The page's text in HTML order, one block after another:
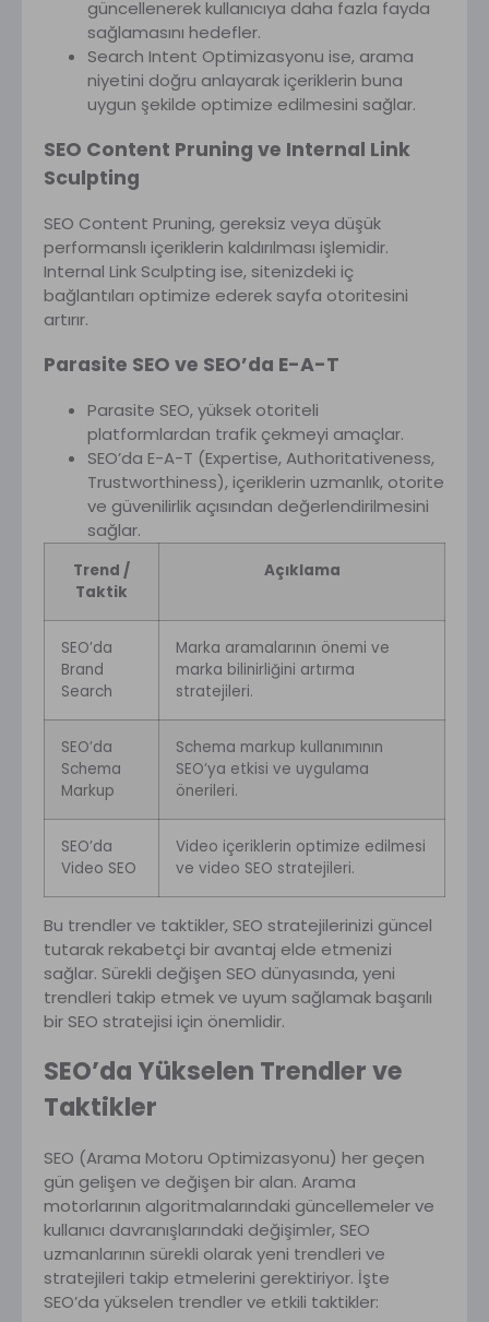
güncellenerek kullanıcıya daha fazla fayda
sağlamasını hedefler.
Search Intent Optimizasyonu ise, arama
niyetini doğru anlayarak içeriklerin buna
uygun şekilde optimize edilmesini sağlar.
SEO Content Pruning ve Internal Link
Sculpting
SEO Content Pruning, gereksiz veya düşük
performanslı içeriklerin kaldırılması işlemidir.
Internal Link Sculpting ise, sitenizdeki iç
bağlantıları optimize ederek sayfa otoritesini
artırır.
Parasite SEO ve SEO’da E-A-T
Parasite SEO, yüksek otoriteli
platformlardan trafik çekmeyi amaçlar.
SEO’da E-A-T (Expertise, Authoritativeness,
Trustworthiness), içeriklerin uzmanlık, otorite
ve güvenilirlik açısından değerlendirilmesini
sağlar.
Trend /
Taktik
Açıklama
SEO’da
Brand
Search
Marka aramalarının önemi ve
marka bilinirliğini artırma
stratejileri.
SEO’da
Schema
Markup
Schema markup kullanımının
SEO’ya etkisi ve uygulama
önerileri.
SEO’da
Video SEO
Video içeriklerin optimize edilmesi
ve video SEO stratejileri.
Bu trendler ve taktikler, SEO stratejilerinizi güncel
tutarak rekabetçi bir avantaj elde etmenizi
sağlar. Sürekli değişen SEO dünyasında, yeni
trendleri takip etmek ve uyum sağlamak başarılı
bir SEO stratejisi için önemlidir.
SEO’da Yükselen Trendler ve
Taktikler
SEO (Arama Motoru Optimizasyonu) her geçen
gün gelişen ve değişen bir alan. Arama
motorlarının algoritmalarındaki güncellemeler ve
kullanıcı davranışlarındaki değişimler, SEO
uzmanlarının sürekli olarak yeni trendleri ve
stratejileri takip etmelerini gerektiriyor. İşte
SEO’da yükselen trendler ve etkili taktikler: